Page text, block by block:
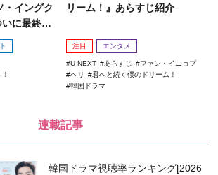
イングク
に最終
リーム！』あらすじ紹介
注目 エンタメ
U-NEXT あらすじ
ファン・イニョプ
ヘリ
君へと続く僕のドリーム！
韓国ドラマ
連載記事
韓国ドラマ視聴率ランキング[2026